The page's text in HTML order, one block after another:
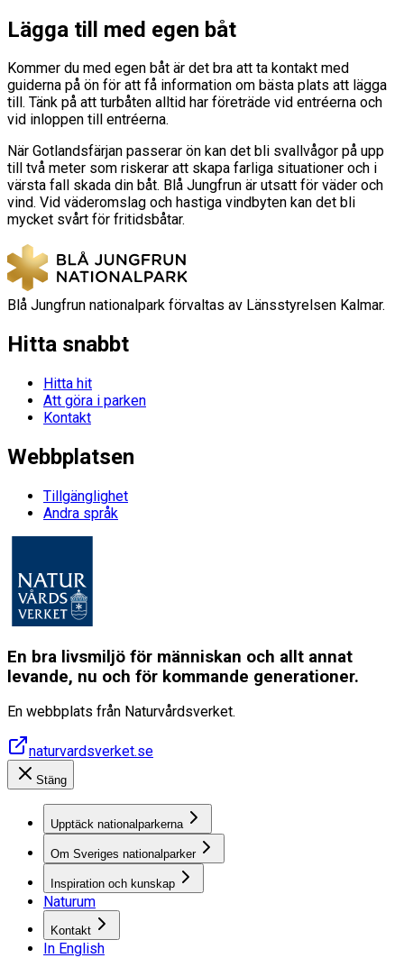
Lägga till med egen båt
Kommer du med egen båt är det bra att ta kontakt med
guiderna på ön för att få information om bästa plats att lägga
till. Tänk på att turbåten alltid har företräde vid entréerna och
vid inloppen till entréerna.
När Gotlandsfärjan passerar ön kan det bli svallvågor på upp
till två meter som riskerar att skapa farliga situationer och i
värsta fall skada din båt. Blå Jungfrun är utsatt för väder och
vind. Vid väderomslag och hastiga vindbyten kan det bli
mycket svårt för fritidsbåtar.
Blå Jungfrun nationalpark förvaltas av Länsstyrelsen Kalmar.
Hitta snabbt
Hitta hit
Att göra i parken
Kontakt
Webbplatsen
Tillgänglighet
Andra språk
En bra livsmiljö för människan och allt annat
levande, nu och för kommande generationer.
En webbplats från Naturvårdsverket.
naturvardsverket.se
Stäng
Upptäck nationalparkerna
Om Sveriges nationalparker
Inspiration och kunskap
Naturum
Kontakt
In English